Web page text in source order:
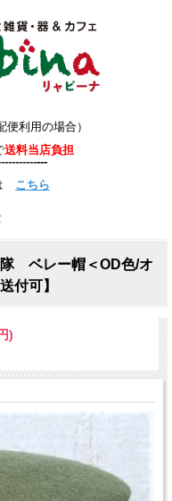
便利用の場合）
送料当店負担
---
こちら
ベレー帽＜OD色/オ
付可】
)